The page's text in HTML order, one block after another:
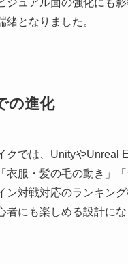
ジュアル面の強化にも
緒となりました。
の進化
クでは、UnityやUnreal
衣服・髪の毛の動き」
ン対戦対応のランキン
者にも楽しめる設計にな